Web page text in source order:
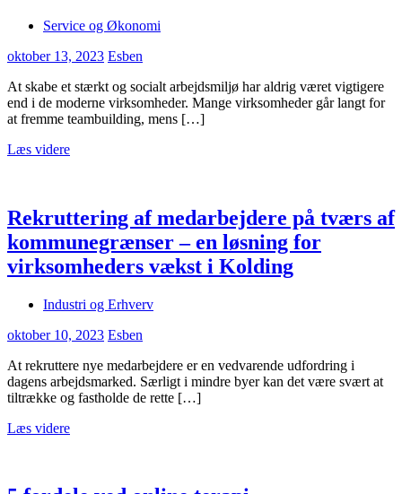
Service og Økonomi
oktober 13, 2023 Esben
At skabe et stærkt og socialt arbejdsmiljø har aldrig været vigtigere
end i de moderne virksomheder. Mange virksomheder går langt for
at fremme teambuilding, mens […]
Læs videre
Rekruttering af medarbejdere på tværs af
kommunegrænser – en løsning for
virksomheders vækst i Kolding
Industri og Erhverv
oktober 10, 2023 Esben
At rekruttere nye medarbejdere er en vedvarende udfordring i
dagens arbejdsmarked. Særligt i mindre byer kan det være svært at
tiltrække og fastholde de rette […]
Læs videre